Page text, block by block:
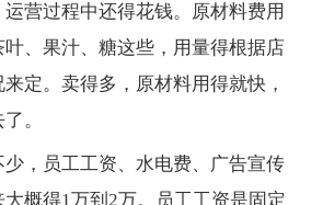
过程中还得花钱。原材料费用
、果汁、糖这些，用量得根据店
定。卖得多，原材料用得就快，
。
员工工资、水电费、广告宣传
概得1万到2万。员工工资是固定